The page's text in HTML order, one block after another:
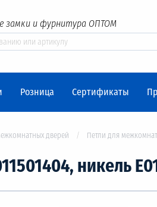
замки и фурнитура ОПТОМ
Розница Сертификаты
дверей Петли для
никель